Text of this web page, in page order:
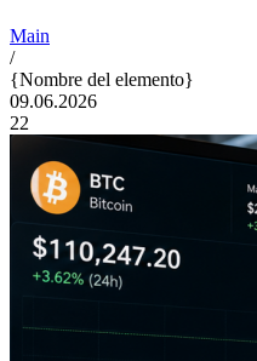
Main
/
{Nombre del elemento}
09.06.2026
22